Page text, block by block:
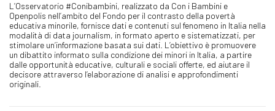
L’Osservatorio #Conibambini, realizzato da Con i Bambini e
Openpolis nell’ambito del Fondo per il contrasto della povertà
educativa minorile, fornisce dati e contenuti sul fenomeno in Italia nella
modalità di data journalism, in formato aperto e sistematizzati, per
stimolare un’informazione basata sui dati. L’obiettivo è promuovere
un dibattito informato sulla condizione dei minori in Italia, a partire
dalle opportunità educative, culturali e sociali offerte, ed aiutare il
decisore attraverso l’elaborazione di analisi e approfondimenti
originali.